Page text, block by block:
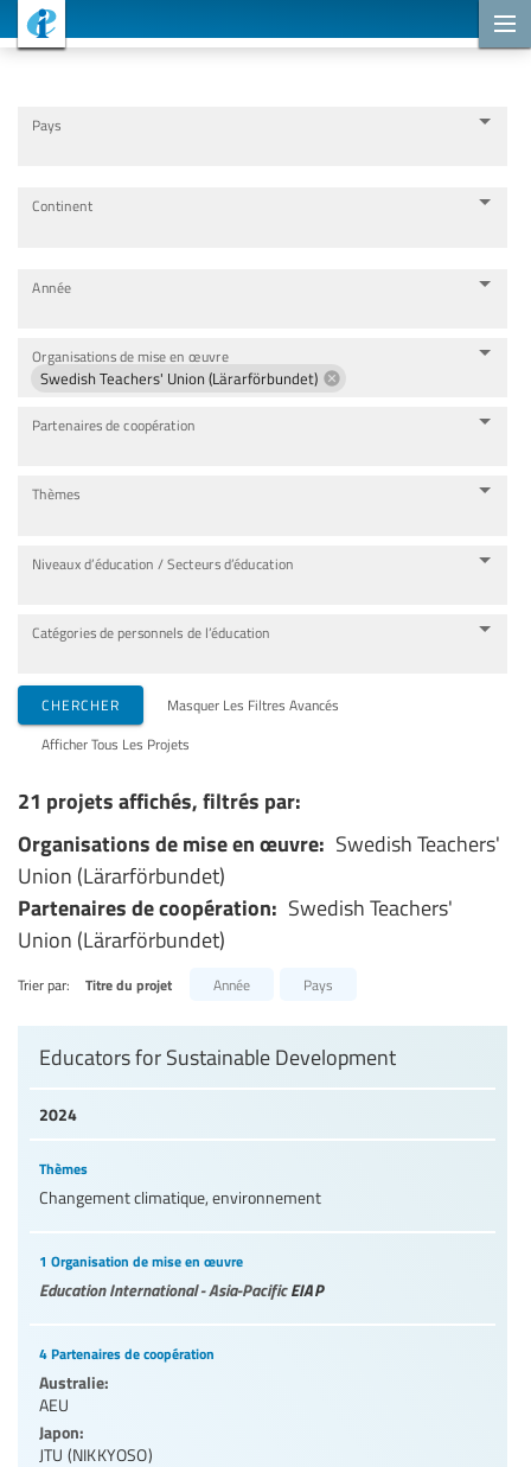
Pays
Continent
Année
Organisations de mise en œuvre
Swedish Teachers' Union (Lärarförbundet)
Partenaires de coopération
Thèmes
Niveaux d’éducation / Secteurs d’éducation
Catégories de personnels de l’éducation
CHERCHER Masquer Les Filtres Avancés
Afficher Tous Les Projets
21 projets affichés, filtrés par:
Organisations de mise en œuvre: Swedish Teachers'
Union (Lärarförbundet)
Partenaires de coopération: Swedish Teachers'
Union (Lärarförbundet)
Trier par: Titre du projet Année Pays
2024
Educators for Sustainable Development
Thèmes
Changement climatique, environnement
1 Organisation de mise en œuvre
Education International - Asia-PacificEIAP
4 Partenaires de coopération
Australie:
AEU
Japon:
JTU (NIKKYOSO)